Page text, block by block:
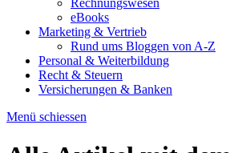
Rechnungswesen
eBooks
Marketing & Vertrieb
Rund ums Bloggen von A-Z
Personal & Weiterbildung
Recht & Steuern
Versicherungen & Banken
Menü schiessen